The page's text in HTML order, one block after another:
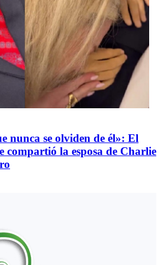
nunca se olviden de él»: El
compartió la esposa de Charlie